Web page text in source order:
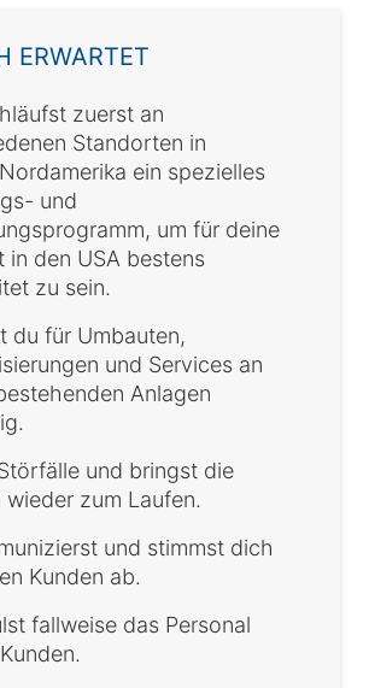
ERWARTET
zuerst an
Standorten in
ein spezielles
und
um für deine
in den USA bestens
zu sein.
du für Umbauten,
und Services an
Anlagen
und bringst die
wieder zum Laufen.
und stimmst dich
Kunden ab.
fallweise das Personal